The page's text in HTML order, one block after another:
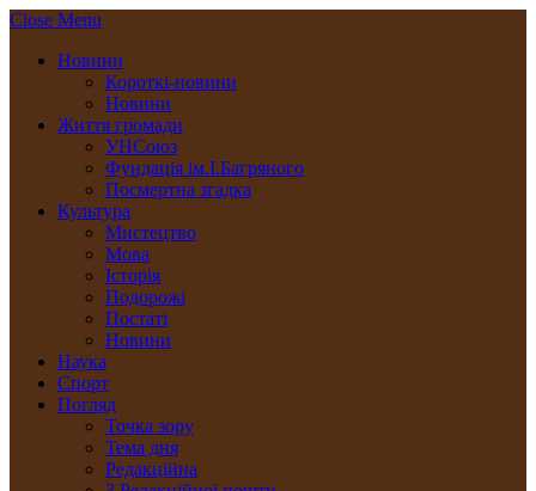
Close Menu
Новини
Короткі-новини
Новини
Життя громади
УНСоюз
Фундація ім.І.Багряного
Посмертна згадка
Культура
Мистецтво
Мова
Історія
Подорожі
Постаті
Новини
Наука
Спорт
Погляд
Точка зору
Тема дня
Редакційна